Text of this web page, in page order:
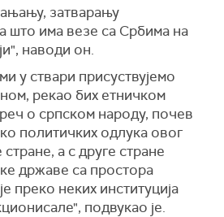
затварању
што има везе са Србима на
наводи он.
у ствари присуствујемо
рекао бих етничком
о српском народу, почев
политичких одлука овог
стране, а с друге стране
државе са простора
преко неких институција
подвукао је.